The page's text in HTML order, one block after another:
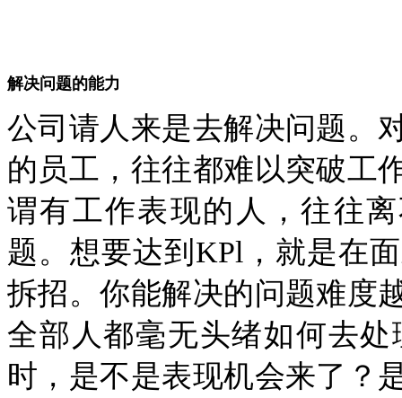
解决问题的能力
公司请人来是去解决问题。
的员工，往往都难以突破工
谓有工作表现的人，往往
题。想要达到KPl，就是在
拆招。你能解决的问题难度
全部人都毫无头绪如何去
时，是不是表现机会来了？